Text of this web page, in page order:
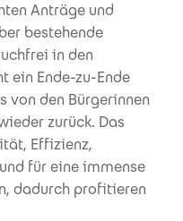
Anträge und
bestehende
in den
ein Ende-zu-Ende
von den Bürgerinnen
zurück. Das
Effizienz,
für eine immense
dadurch profitieren